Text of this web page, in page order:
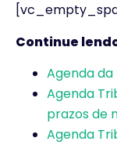
Continue
Agenda
Agenda
prazos de
Agenda